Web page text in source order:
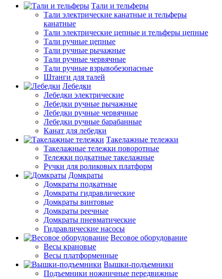
Тали и тельферы
Тали электрические канатные и тельферы
канатные
Тали электрические цепные и тельферы цепные
Тали ручные цепные
Тали ручные рычажные
Тали ручные червячные
Тали ручные взрывобезопасные
Штанги для талей
Лебедки
Лебедки электрические
Лебедки ручные рычажные
Лебедки ручные червячные
Лебедки ручные барабанные
Канат для лебедки
Такелажные тележки
Такелажные тележки поворотные
Тележки подкатные такелажные
Ручки для роликовых платформ
Домкраты
Домкраты подкатные
Домкраты гидравлические
Домкраты винтовые
Домкраты реечные
Домкраты пневматические
Гидравлические насосы
Весовое оборудование
Весы крановые
Весы платформенные
Вышки-подъемники
Подъемники ножничные передвижные